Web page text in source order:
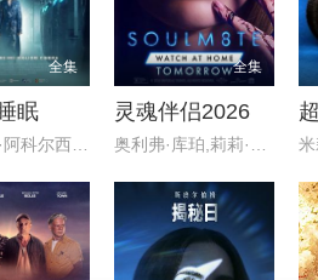
全集
眠
斯特凡诺·阿科尔西,桑德拉·切卡
全集
灵魂伴侣2026
奥利弗·库珀,莉莉·沙利文,大卫